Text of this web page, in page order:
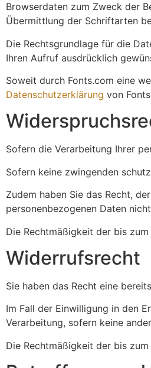
Browserdaten zum Zweck der
Übermittlung der Schriftarten
Die Rechtsgrundlage für die
Ihren Aufruf ausdrücklich
Soweit durch Fonts.com eine
Datenschutzerklärung von
Sofern die Verarbeitung Ihrer
Sofern keine zwingenden
Zudem haben Sie das Recht,
personenbezogenen Daten
Die Rechtmäßigkeit der bis
Widerrufsrecht
Sie haben das Recht eine
Im Fall der Einwilligung in den
Verarbeitung, sofern keine
Die Rechtmäßigkeit der bis